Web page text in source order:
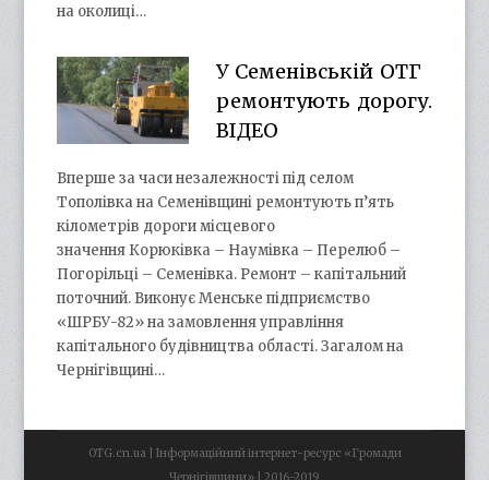
на околиці…
У Семенівській ОТГ
ремонтують дорогу.
ВІДЕО
Вперше за часи незалежності під селом
Тополівка на Семенівщині ремонтують п’ять
кілометрів дороги місцевого
значення Корюківка – Наумівка – Перелюб –
Погорільці – Семенівка. Ремонт – капітальний
поточний. Виконує Менське підприємство
«ШРБУ-82» на замовлення управління
капітального будівництва області. Загалом на
Чернігівщині…
OTG.cn.ua | Інформаційний інтернет-ресурс «Громади